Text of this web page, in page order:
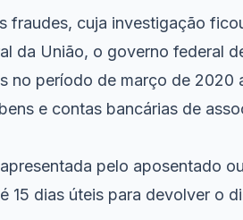
fraudes, cuja investigação
da União, o governo federal
no período de março de 2020
e contas bancárias de
pelo aposentado
15 dias úteis para devolver o